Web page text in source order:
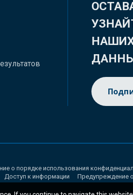
о порядке использования
Доступ к информации
Предупреждение